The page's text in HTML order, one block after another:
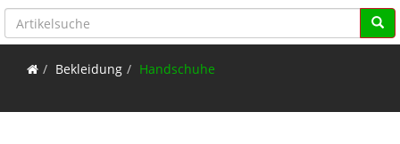
Bekleidung Handschuhe